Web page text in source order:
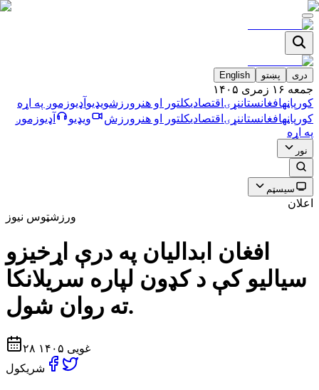
دری پښتو English
جمعه ۱۶ زمری ۱۴۰۵
کورپاڼهافغانستاننړۍ اقتصاديکلتور او هنر ورزشویډیو آډیوزموږ په اړه
کورپاڼهافغانستاننړۍ اقتصاديکلتور او هنر ورزش ویډیو آډیوزموږ
په اړه
نور
سیسټم
اعلان
ورزشټوس نیوز
افغان ابداليان په درې اړخيزو
سياليو كې د كډون لپاره سريلانكا
ته روان شول.
۲۸ غویی ۱۴۰۵
شریکول